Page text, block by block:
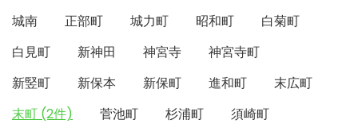
城南
正部町 城力町 昭和町
白菊町
白見町
新神田 神宮寺
神宮寺町
新竪町
新保本 新保町 進和町
末広町
末町 (2件)
菅池町 杉浦町
須崎町